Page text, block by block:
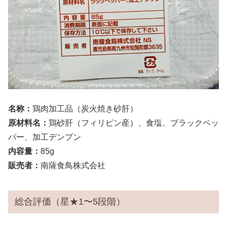
名称： 鶏肉加工品（炭火焼き砂肝）
原材料名： 鶏砂肝（フィリピン産）、食塩、ブラックペッ
パー、加工デンプン
内容量： 85g
販売者： 南薩食鳥株式会社
総合評価（星★1〜5段階）